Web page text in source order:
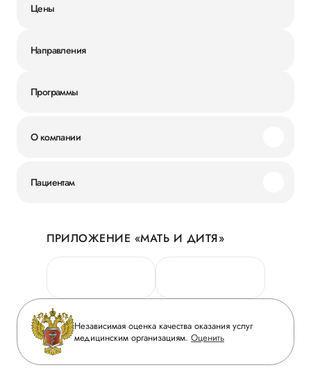
Цены
Направления
Программы
О компании
Новости
Руководство
Сотрудничество
Инвесторам
Журнал «Мать и дитя»
Вакансии
Пациентам
Личный кабинет
Персональные данные
Горячая линия качества
Вопрос-ответ
Приложение пациента
Статьи
ПРИЛОЖЕНИЕ «МАТЬ И ДИТЯ»
Независимая оценка качества оказания услуг
медицинским организациям. Оценить